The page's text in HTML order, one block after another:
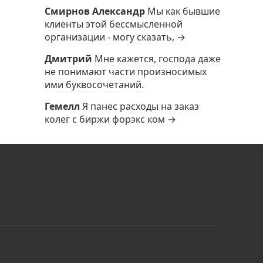
Смирнов Александр Мы как бывшие
клиенты этой бессмысленной
организации - могу сказать, →
Дмитрий Мне кажется, господа даже
не понимают части произносимых
ими буквосочетаний.
Гемелл Я панес расходы на заказ
колег с биржи форэкс ком →